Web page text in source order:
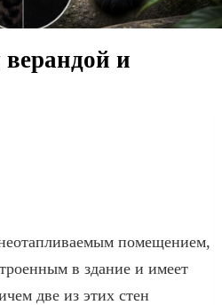
и
помещением,
в здание и имеет
две из этих стен